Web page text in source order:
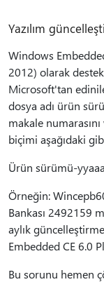
Yazılım
Windows
2012) olarak
Microsoft'tan
dosya adı ürün
makale
biçimi aşağıdaki
Ürün sürümü-
Örneğin:
Bankası 2492159
aylık
Embedded CE 6.0
Bu sorunu hemen